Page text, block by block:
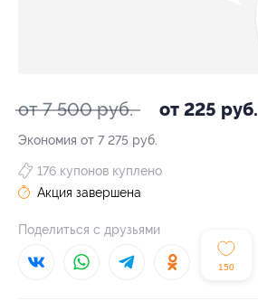
от 7 500 руб. от 225 руб.
Экономия от 7 275 руб.
150
176 купонов куплено
Акция завершена
Поделиться с друзьями